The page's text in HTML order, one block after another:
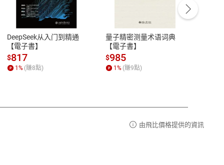
性
參
服務時間：週一到週五 10:00-12:00、
13:00-17:00 (國定假日及例假日休息)
客服電話：0080-1857077
DeepSeek从入门到精通
【電子書】
$817
1% (賺8點)
量子精密测量术语词典
【電子書】
$985
1% (賺9點)
由飛比價格提供的資訊